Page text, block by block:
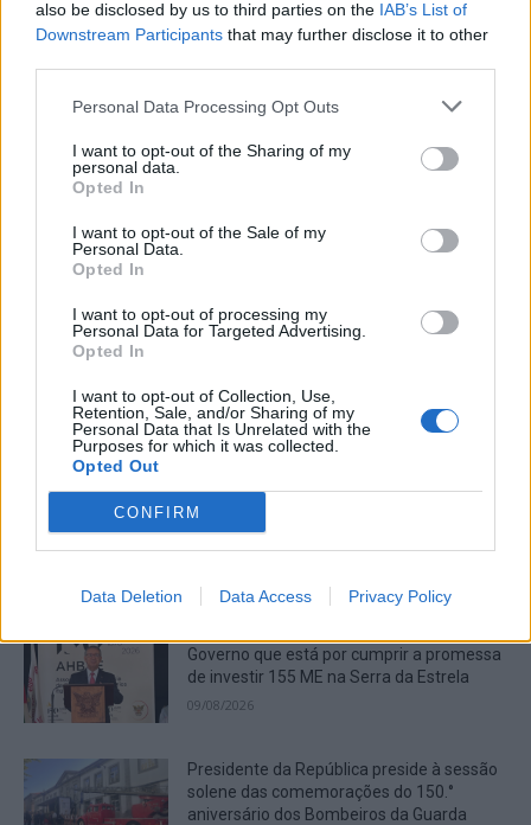
also be disclosed by us to third parties on the IAB’s List of
Downstream Participants that may further disclose it to other
Personal Data Processing Opt Outs
I want to opt-out of the Sharing of my
personal data.
Opted In
I want to opt-out of the Sale of my
Personal Data.
Opted In
I want to opt-out of processing my
Personal Data for Targeted Advertising.
Opted In
I want to opt-out of Collection, Use,
Retention, Sale, and/or Sharing of my
Personal Data that Is Unrelated with the
Purposes for which it was collected.
Opted Out
CONFIRM
Data Deletion Data Access Privacy Policy
Destaques
aniversário dos Bombeiros da Guarda
(Guarda), subiu para o 16° lugar da geral
09/08/2026
Alexis Guerin vence etapa da Torre
09/08/2026
Governo que está por cumprir a promessa
de investir 155 ME na Serra da Estrela
09/08/2026
Presidente da República preside à sessão
solene das comemorações do 150.°
aniversário dos Bombeiros da Guarda